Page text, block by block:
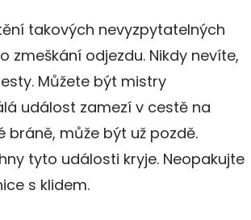
takových nevyzpytatelných
zmeškání odjezdu. Nikdy nevíte,
Můžete být mistry
událost zamezí v cestě na
bráně, může být už pozdě.
tyto události kryje. Neopakujte
s klidem.